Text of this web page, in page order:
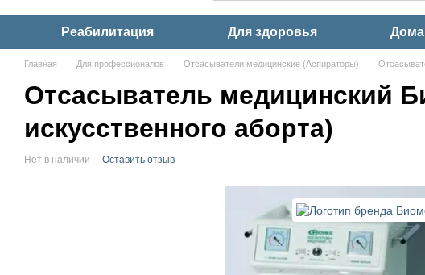
Реабилитация Для здоровья
Главная Для профессионалов Отсасыватели медицинские (Аспираторы)
Отсасыватель медицинский
искусственного аборта)
Нет в наличии Оставить отзыв